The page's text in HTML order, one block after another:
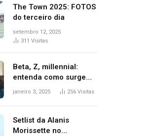
tantas pessoas’
The Town 2025: FOTOS
do terceiro dia
setembro 12, 2025
311 Visitas
Beta, Z, millennial:
entenda como surgem
as gerações
janeiro 3, 2025 256 Visitas
Setlist da Alanis
Morissette no